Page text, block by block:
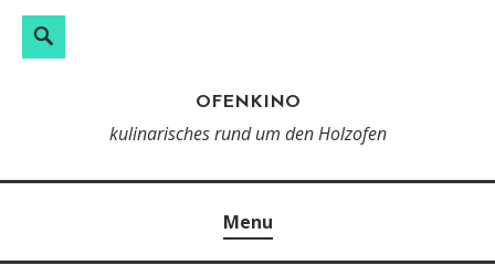
Search
OFENKINO
kulinarisches rund um den Holzofen
Menu